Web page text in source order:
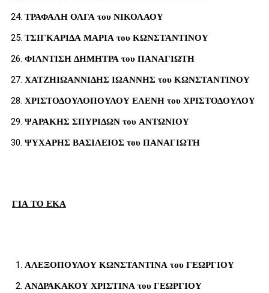
ΤΡΑΦΑΛΗ ΟΛΓΑ του ΝΙΚΟΛΑΟΥ
ΤΣΙΓΚΑΡΙΔΑ ΜΑΡΙΑ του ΚΩΝΣΤΑΝΤΙΝΟΥ
ΦΙΛΝΤΙΣΗ ΔΗΜΗΤΡΑ του ΠΑΝΑΓΙΩΤΗ
ΧΑΤΖΗΙΩΑΝΝΙΔΗΣ ΙΩΑΝΝΗΣ του ΚΩΝΣΤΑΝΤΙΝΟΥ
ΧΡΙΣΤΟΔΟΥΛΟΠΟΥΛΟΥ ΕΛΕΝΗ του ΧΡΙΣΤΟΔΟΥΛΟΥ
ΨΑΡΑΚΗΣ ΣΠΥΡΙΔΩΝ του ΑΝΤΩΝΙΟΥ
ΨΥΧΑΡΗΣ ΒΑΣΙΛΕΙΟΣ του ΠΑΝΑΓΙΩΤΗ
ΓΙΑ ΤΟ ΕΚΑ
ΑΛΕΞΟΠΟΥΛΟΥ ΚΩΝΣΤΑΝΤΙΝΑ του ΓΕΩΡΓΙΟΥ
ΑΝΔΡΑΚΑΚΟΥ ΧΡΙΣΤΙΝΑ του ΓΕΩΡΓΙΟΥ